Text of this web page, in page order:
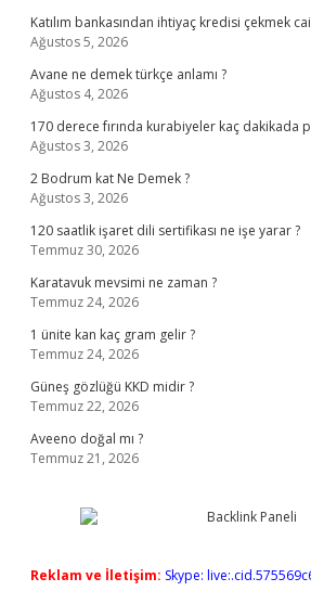
Katılım bankasından ihtiyaç kredisi çekmek
Ağustos 5, 2026
Avane ne demek türkçe anlamı ?
Ağustos 4, 2026
170 derece fırında kurabiyeler kaç dakikada
Ağustos 3, 2026
2 Bodrum kat Ne Demek ?
Ağustos 3, 2026
120 saatlik işaret dili sertifikası ne işe yarar ?
Temmuz 30, 2026
Karatavuk mevsimi ne zaman ?
Temmuz 24, 2026
1 ünite kan kaç gram gelir ?
Temmuz 24, 2026
Güneş gözlüğü KKD midir ?
Temmuz 22, 2026
Aveeno doğal mı ?
Temmuz 21, 2026
Reklam ve İletişim: Skype: